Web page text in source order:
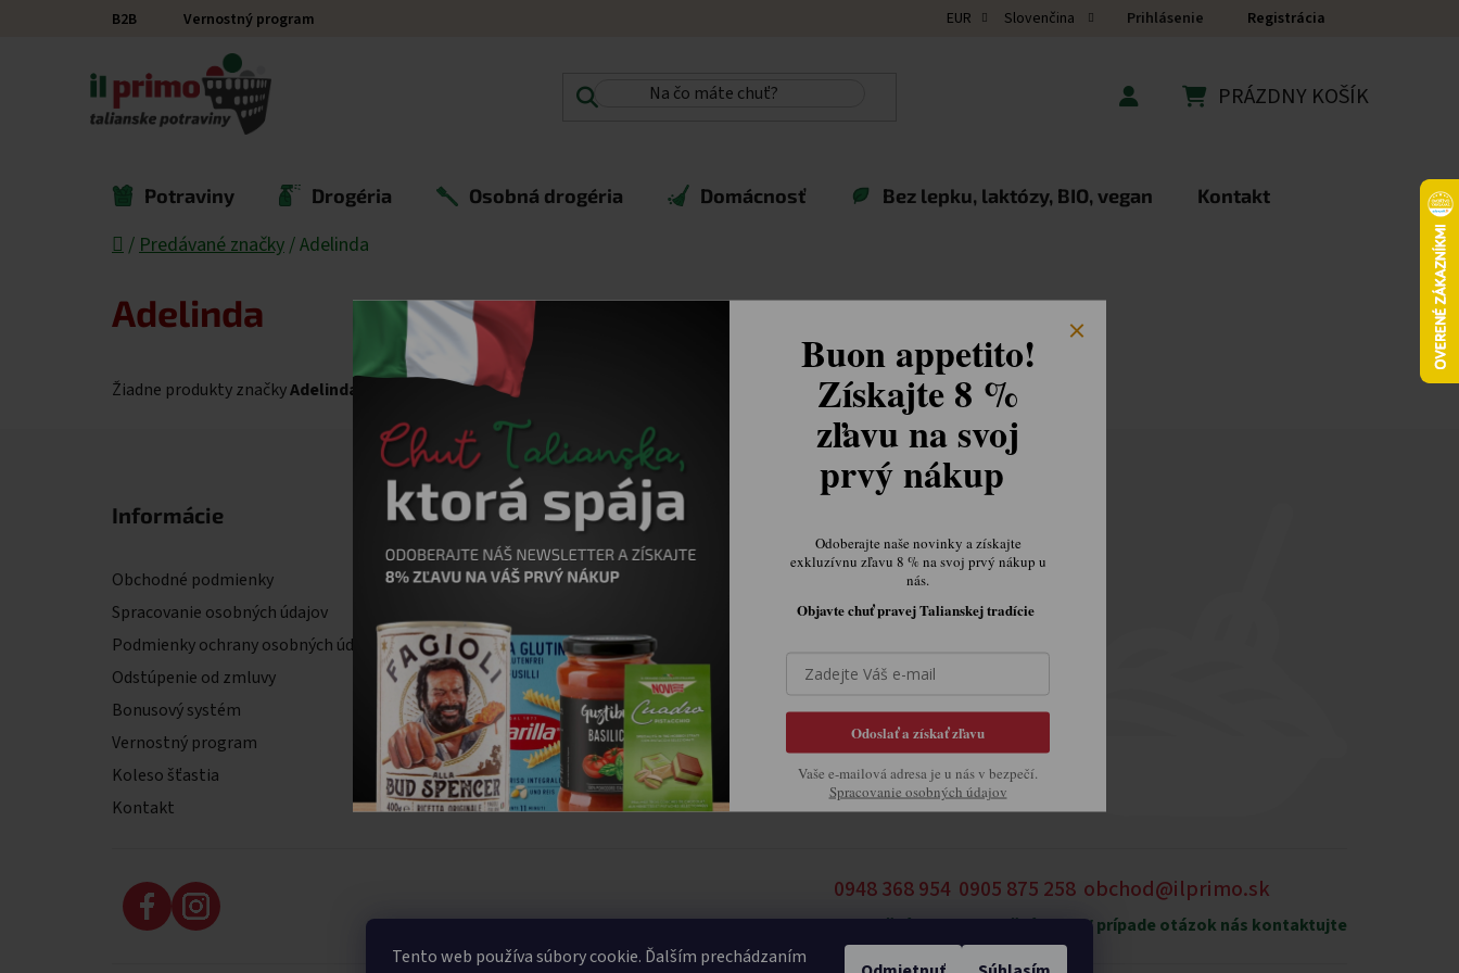
Tento web používa súbory cookie. Ďalším prechádzaním
Prejsť na obsahB2B Vernostný program EUR Slovenčina Prihlásenie Registrácia
PRÁZDNY KOŠÍK
Potraviny Drogéria Osobná drogéria Domácnosť Bez lepku, laktózy, BIO, vegan Kontakt
Domov
/ Predávané značky /Adelinda
Adelinda
Žiadne produkty značkyAdelinda
Informácie
Obchodné podmienky
Spracovanie osobných údajov
Podmienky ochrany osobných údajov
Odstúpenie od zmluvy
Bonusový systém
Vernostný program
Koleso šťastia
Kontakt
Fakturačné údaje
il primo s.r.o.
900 01 Modra
IČO: 53 114 701
DIČ: 2121299961
IČ DPH: SK2121299961
91105 Trenčín
Slovensko
0948 368 954
0905 875 258
obchod@ilprimo.sk
0948 368 954
Expedičný sklad
0905 875 258
Expedičný sklad
obchod@ilprimo.sk
V prípade otázok nás kontaktujte
Buon appetito!
Získajte 8 %
zľavu na svoj
prvý nákup
Odoberajte naše novinky a získajte
exkluzívnu zľavu 8 % na svoj prvý nákup u
nás.
Objavte chuť pravej Talianskej tradície
Odoslať a získať zľavu
Vaše e-mailová adresa je u nás v bezpečí.
Spracovanie osobných údajov